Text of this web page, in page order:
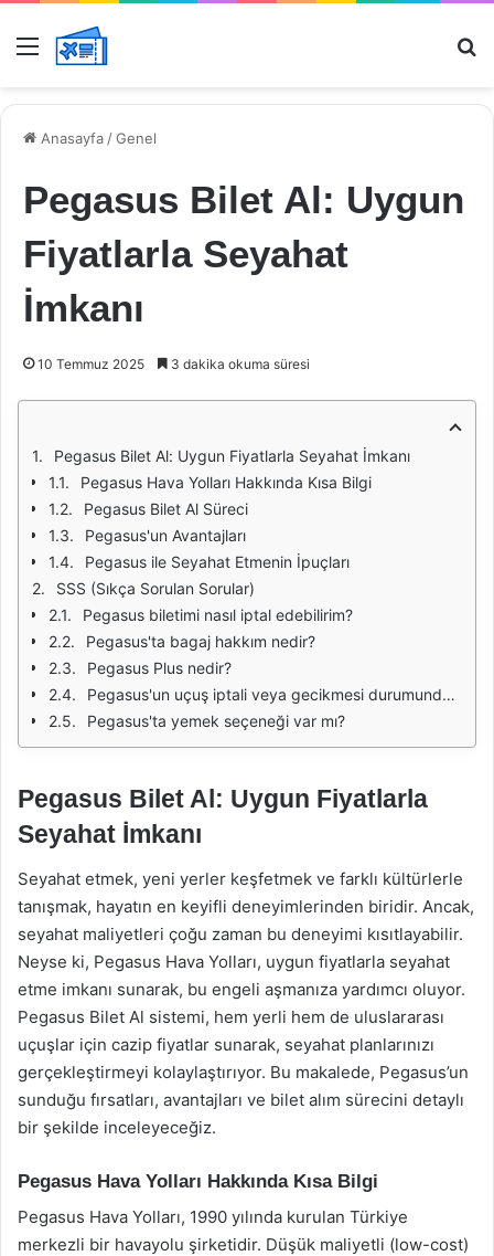
Menü
Anasayfa /Genel
Pegasus Bilet Al: Uygun
Fiyatlarla Seyahat
İmkanı
10 Temmuz 2025 3 dakika okuma süresi
Pegasus Bilet Al: Uygun Fiyatlarla Seyahat İmkanı
Pegasus Hava Yolları Hakkında Kısa Bilgi
Pegasus Bilet Al Süreci
Pegasus'un Avantajları
Pegasus ile Seyahat Etmenin İpuçları
SSS (Sıkça Sorulan Sorular)
Pegasus biletimi nasıl iptal edebilirim?
Pegasus'ta bagaj hakkım nedir?
Pegasus Plus nedir?
Pegasus'un uçuş iptali veya gecikmesi durumunda ne yapmalıyım?
Pegasus'ta yemek seçeneği var mı?
Pegasus Bilet Al: Uygun Fiyatlarla
Seyahat İmkanı
Seyahat etmek, yeni yerler keşfetmek ve farklı kültürlerle
tanışmak, hayatın en keyifli deneyimlerinden biridir. Ancak,
seyahat maliyetleri çoğu zaman bu deneyimi kısıtlayabilir.
Neyse ki, Pegasus Hava Yolları, uygun fiyatlarla seyahat
etme imkanı sunarak, bu engeli aşmanıza yardımcı oluyor.
Pegasus Bilet Al sistemi, hem yerli hem de uluslararası
uçuşlar için cazip fiyatlar sunarak, seyahat planlarınızı
gerçekleştirmeyi kolaylaştırıyor. Bu makalede, Pegasus’un
sunduğu fırsatları, avantajları ve bilet alım sürecini detaylı
bir şekilde inceleyeceğiz.
Pegasus Hava Yolları Hakkında Kısa Bilgi
Pegasus Hava Yolları, 1990 yılında kurulan Türkiye
merkezli bir havayolu şirketidir. Düşük maliyetli (low-cost)